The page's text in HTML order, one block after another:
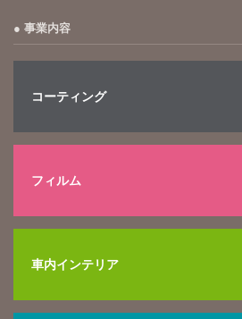
事業内容
コーティング
フィルム
車内インテリア